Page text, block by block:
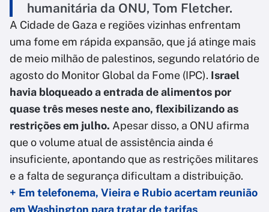
humanitária da ONU, Tom Fletcher.
A Cidade de Gaza e regiões vizinhas enfrentam
uma fome em rápida expansão, que já atinge mais
de meio milhão de palestinos, segundo relatório de
agosto do Monitor Global da Fome (IPC). Israel
havia bloqueado a entrada de alimentos por
quase três meses neste ano, flexibilizando as
restrições em julho. Apesar disso, a ONU afirma
que o volume atual de assistência ainda é
insuficiente, apontando que as restrições militares
e a falta de segurança dificultam a distribuição.
+ Em telefonema, Vieira e Rubio acertam reunião